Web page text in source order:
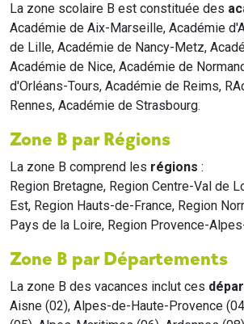
La zone scolaire B est constituée des
Académie de Aix-Marseille, Académie
de Lille, Académie de Nancy-Metz,
Académie de Nice, Académie de
d'Orléans-Tours, Académie de Reims,
Rennes, Académie de Strasbourg.
Zone B par Régions
La zone B comprend les régions :
Region Bretagne, Region Centre-Val de
Est, Region Hauts-de-France, Region
Pays de la Loire, Region Provence-
Zone B par Départements
La zone B des vacances inclut ces
Aisne (02), Alpes-de-Haute-Provence